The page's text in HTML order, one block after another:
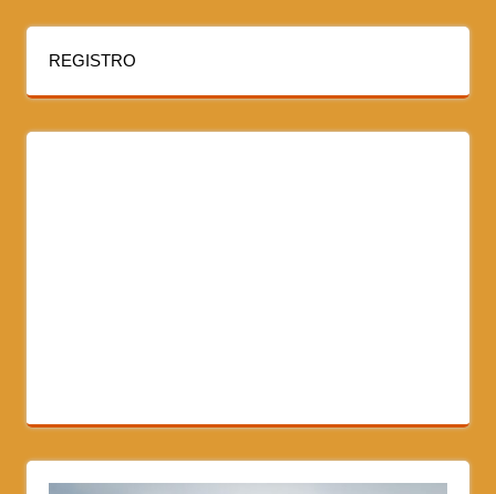
REGISTRO